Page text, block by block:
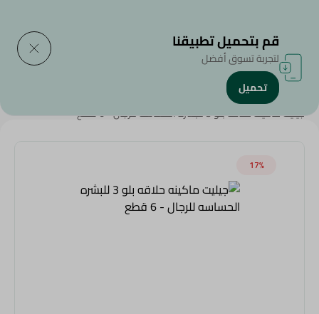
الرئيسية/عروض عامة
جيليت ماكينه حلاقه بلو 3 للبشره الحساسه للرجال - 6 قطع
17‎%‎
قم بتحميل تطبيقنا
لتجربة تسوق أفضل
تحميل